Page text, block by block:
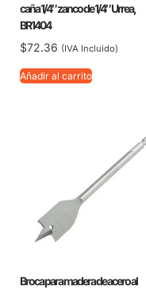
caña 1/4″ zanco de 1/4″ Urrea,
BR1404
$72.36 (IVA Incluido)
Añadir al carrito
Broca para madera de acero al